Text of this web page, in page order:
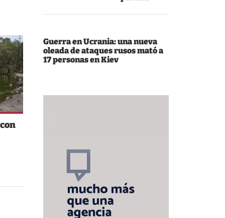
Guerra en Ucrania: una nueva
oleada de ataques rusos mató a
17 personas en Kiev